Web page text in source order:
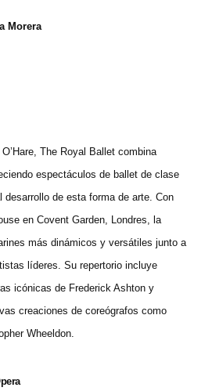
Morera
The Royal Ballet combina
espectáculos de ballet de clase
desarrollo de esta forma de arte. Con
en Covent Garden, Londres, la
más dinámicos y versátiles junto a
líderes. Su repertorio incluye
icónicas de Frederick Ashton y
creaciones de coreógrafos como
Wheeldon.